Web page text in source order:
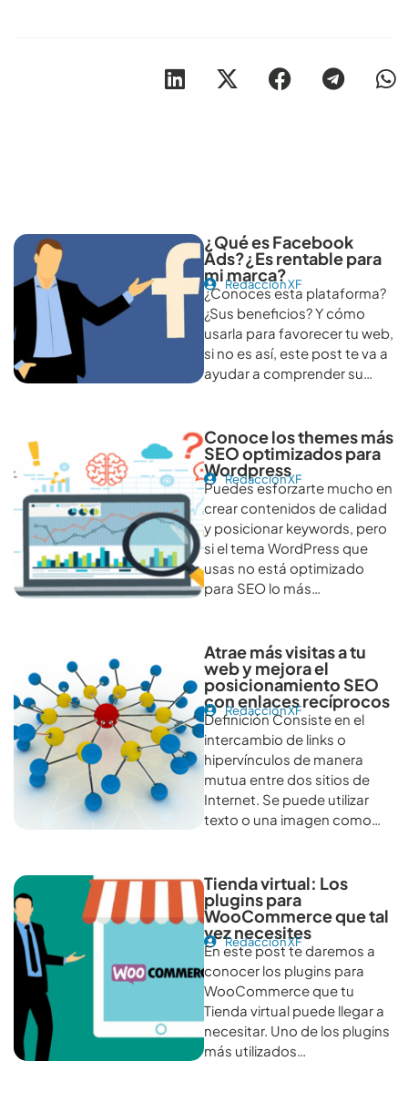
¿Qué es Facebook
Ads?¿Es rentable para
mi marca?
Redacción XF
¿Conoces esta plataforma?
¿Sus beneficios? Y cómo
usarla para favorecer tu web,
si no es así, este post te va a
ayudar a comprender su…
Conoce los themes más
SEO optimizados para
Wordpress
Redacción XF
Puedes esforzarte mucho en
crear contenidos de calidad
y posicionar keywords, pero
si el tema WordPress que
usas no está optimizado
para SEO lo más…
Atrae más visitas a tu
web y mejora el
posicionamiento SEO
con enlaces recíprocos
Redacción XF
Definición Consiste en el
intercambio de links o
hipervínculos de manera
mutua entre dos sitios de
Internet. Se puede utilizar
texto o una imagen como…
Tienda virtual: Los
plugins para
WooCommerce que tal
vez necesites
Redacción XF
En este post te daremos a
conocer los plugins para
WooCommerce que tu
Tienda virtual puede llegar a
necesitar. Uno de los plugins
más utilizados…